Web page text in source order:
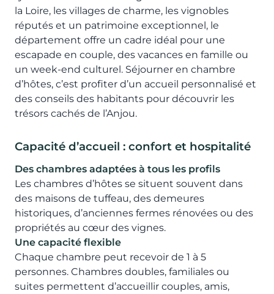
la Loire, les villages de charme, les vignobles
réputés et un patrimoine exceptionnel, le
département offre un cadre idéal pour une
escapade en couple, des vacances en famille ou
un week-end culturel. Séjourner en chambre
d’hôtes, c’est profiter d’un accueil personnalisé et
des conseils des habitants pour découvrir les
trésors cachés de l’Anjou.
Capacité d’accueil : confort et hospitalité
Des chambres adaptées à tous les profils
Les chambres d’hôtes se situent souvent dans
des maisons de tuffeau, des demeures
historiques, d’anciennes fermes rénovées ou des
propriétés au cœur des vignes.
Une capacité flexible
Chaque chambre peut recevoir de 1 à 5
personnes. Chambres doubles, familiales ou
suites permettent d’accueillir couples, amis,